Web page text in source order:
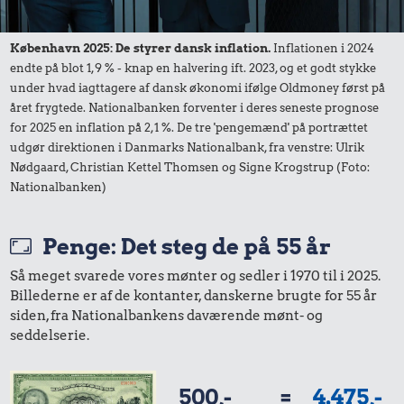
1 dåse suppe
36 kr.
Togbillet,
100 g
København 2025: De styrer dansk inflation. Inflationen i 2024
endte på blot 1,9 % - knap en halvering ift. 2023, og et godt stykke
under hvad iagttagere af dansk økonomi ifølge Oldmoney først på
året frygtede. Nationalbanken forventer i deres seneste prognose
for 2025 en inflation på 2,1 %. De tre 'pengemænd' på portrættet
udgør direktionen i Danmarks Nationalbank, fra venstre: Ulrik
Nødgaard, Christian Kettel Thomsen og Signe Krogstrup (Foto:
Nationalbanken)
Penge: Det steg de på 55 år
Så meget svarede vores mønter og sedler i 1970 til i 2025.
Billederne er af de kontanter, danskerne brugte for 55 år
siden, fra Nationalbankens daværende mønt- og
seddelserie.
500,- = 4.475,-